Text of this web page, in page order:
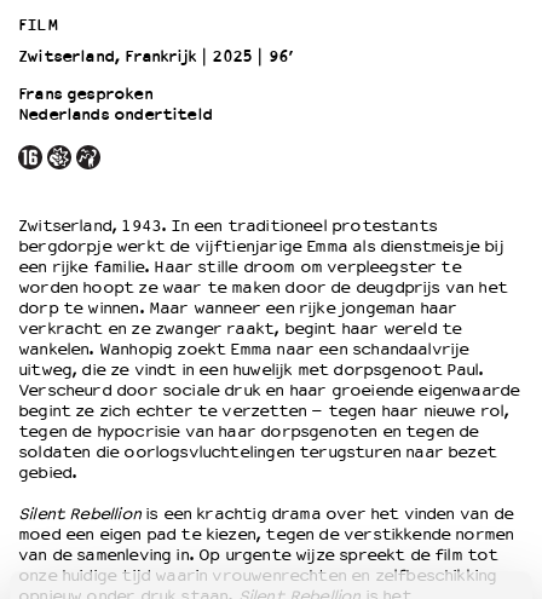
OVER LANTARENVENSTER
Wat we doen
Werken bij
Wie is wie
Partners
Huisregels
Privacyverklaring
Integriteits- en gedragscode
Duurzaamheid
Culturele boycot Israël
Ruimte voor artistieke vrijheid – VNPF
FILM
Zwitserland, Frankrijk
2025
96’
Frans gesproken
Nederlands ondertiteld
Zwitserland, 1943. In een traditioneel protestants
bergdorpje werkt de vijftienjarige Emma als dienstmeisje bij
een rijke familie. Haar stille droom om verpleegster te
worden hoopt ze waar te maken door de deugdprijs van het
dorp te winnen. Maar wanneer een rijke jongeman haar
verkracht en ze zwanger raakt, begint haar wereld te
wankelen. Wanhopig zoekt Emma naar een schandaalvrije
uitweg, die ze vindt in een huwelijk met dorpsgenoot Paul.
Verscheurd door sociale druk en haar groeiende eigenwaarde
begint ze zich echter te verzetten – tegen haar nieuwe rol,
tegen de hypocrisie van haar dorpsgenoten en tegen de
soldaten die oorlogsvluchtelingen terugsturen naar bezet
gebied.
Silent Rebellionis een krachtig drama over het vinden van de
moed een eigen pad te kiezen, tegen de verstikkende normen
van de samenleving in. Op urgente wijze spreekt de film tot
onze huidige tijd waarin vrouwenrechten en zelfbeschikking